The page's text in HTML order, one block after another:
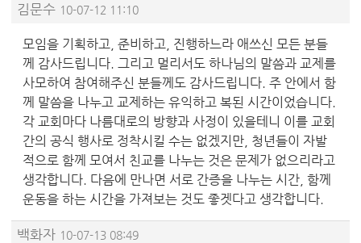
김문수 10-07-12 11:10
모임을 기획하고, 준비하고, 진행하느라 애쓰신 모든 분들
께 감사드립니다. 그리고 멀리서도 하나님의 말씀과 교제를
사모하여 참여해주신 분들께도 감사드립니다. 주 안에서 함
께 말씀을 나누고 교제하는 유익하고 복된 시간이었습니다.
각 교회마다 나름대로의 방향과 사정이 있을테니 이를 교회
간의 공식 행사로 정착시킬 수는 없겠지만, 청년들이 자발
적으로 함께 모여서 친교를 나누는 것은 문제가 없으리라고
생각합니다. 다음에 만나면 서로 간증을 나누는 시간, 함께
운동을 하는 시간을 가져보는 것도 좋겟다고 생각합니다.
백화자 10-07-13 08:49